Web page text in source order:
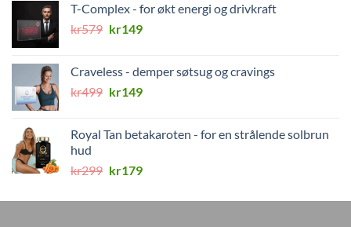
var:
kr498.
er:
kr249.
T-Complex - for økt energi og drivkraft
kr579 Opprinnelig
kr579.
kr149Nåværende
kr149.
Craveless - demper søtsug og cravings
kr499 Opprinnelig
kr499.
kr149Nåværende
kr149.
Royal Tan betakaroten - for en strålende solbrun
hud
kr299 Opprinnelig
var:
kr179Nåværende
er: